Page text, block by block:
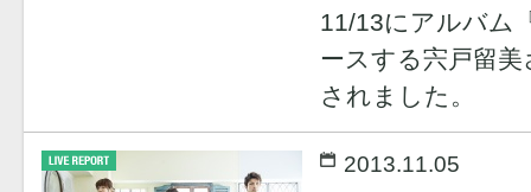
11/13にアルバム
ースする宍戸留
されました。
2013.11.05